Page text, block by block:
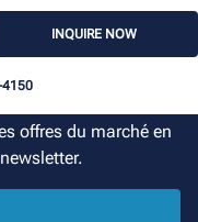
INQUIRE NOW
ici
offres du marché en